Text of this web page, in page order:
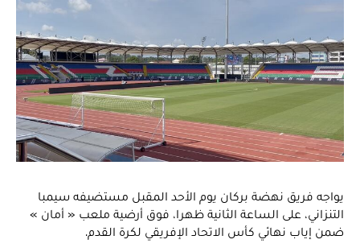
يواجه فريق نهضة بركان يوم الأحد المقبل مستضيفه سيمبا
التنزاني، على الساعة الثانية ظهرا، فوق أرضية ملعب « أمان »
ضمن إياب نهائي كأس الاتحاد الإفريقي لكرة القدم.